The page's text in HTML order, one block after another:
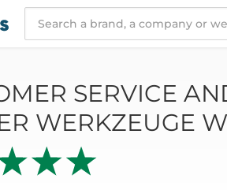
AND REVIEWS ABOUT WALTER
SERVICE
WERKZEUGE